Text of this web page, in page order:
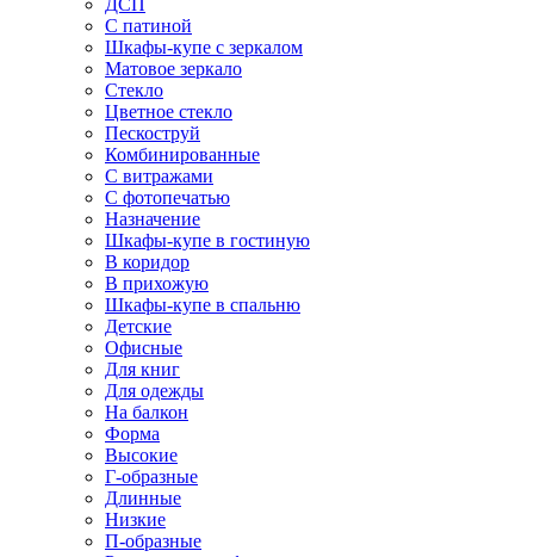
ДСП
С патиной
Шкафы-купе с зеркалом
Матовое зеркало
Стекло
Цветное стекло
Пескоструй
Комбинированные
С витражами
С фотопечатью
Назначение
Шкафы-купе в гостиную
В коридор
В прихожую
Шкафы-купе в спальню
Детские
Офисные
Для книг
Для одежды
На балкон
Форма
Высокие
Г-образные
Длинные
Низкие
П-образные